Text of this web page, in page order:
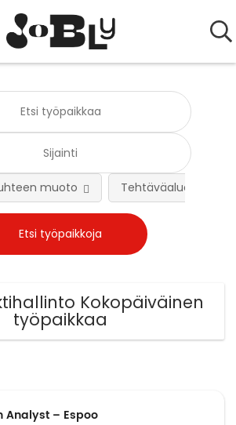
muoto Tehtäväalue
Kokopäiväinen
työpaikkaa
Analyst – Espoo